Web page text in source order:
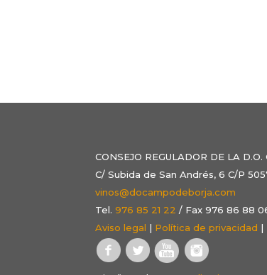
CONSEJO REGULADOR DE LA
C/ Subida de San Andrés, 6 C/P
vinos@docampodeborja.com
Tel.976 85 21 22 / Fax 976 86 88
Aviso legal | Política de privacidad |